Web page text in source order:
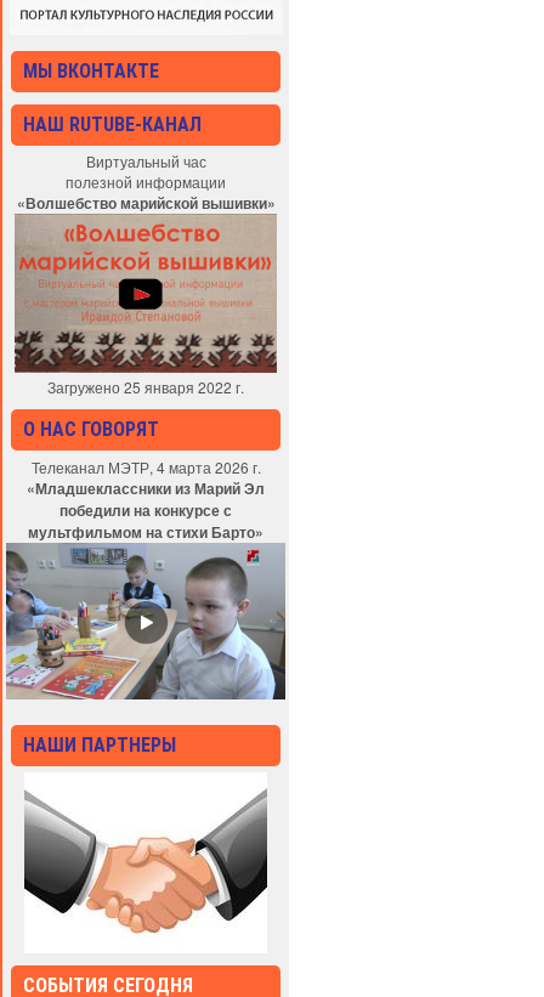
МЫ ВКОНТАКТЕ
НАШ RUTUBE-КАНАЛ
Виртуальный час
полезной информации
«Волшебство марийской вышивки»
Загружено 25 января 2022 г.
О НАС ГОВОРЯТ
Телеканал МЭТР, 4 марта 2026 г.
«Младшеклассники из Марий Эл
победили на конкурсе с
мультфильмом на стихи Барто»
НАШИ ПАРТНЕРЫ
СОБЫТИЯ СЕГОДНЯ